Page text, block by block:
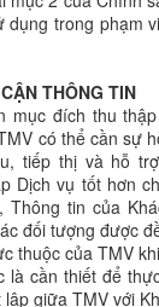
dụng trong phạm
THÔNG TIN
mục đích thu
có thể cần sự
tiếp thị và hỗ
Dịch vụ tốt hơn
Thông tin của
đối tượng được
thuộc của TMV
là cần thiết để
giữa TMV với